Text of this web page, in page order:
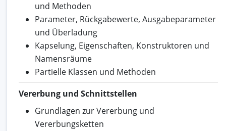
und Methoden
Parameter, Rückgabewerte, Ausgabeparameter
und Überladung
Kapselung, Eigenschaften, Konstruktoren und
Namensräume
Partielle Klassen und Methoden
Vererbung und Schnittstellen
Grundlagen zur Vererbung und
Vererbungsketten